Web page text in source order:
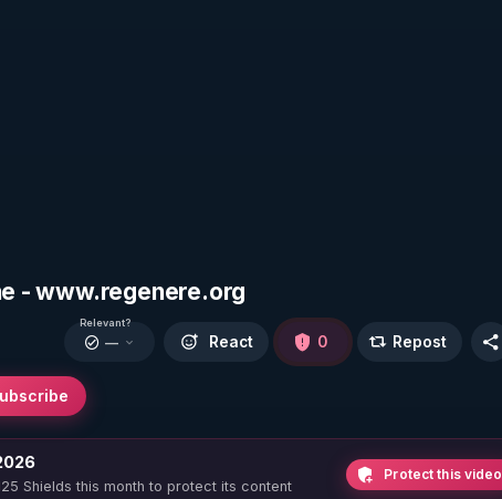
- www.regenere.org
Relevant?
— React 0 Repost
Shields this month to protect its content
Protect this video